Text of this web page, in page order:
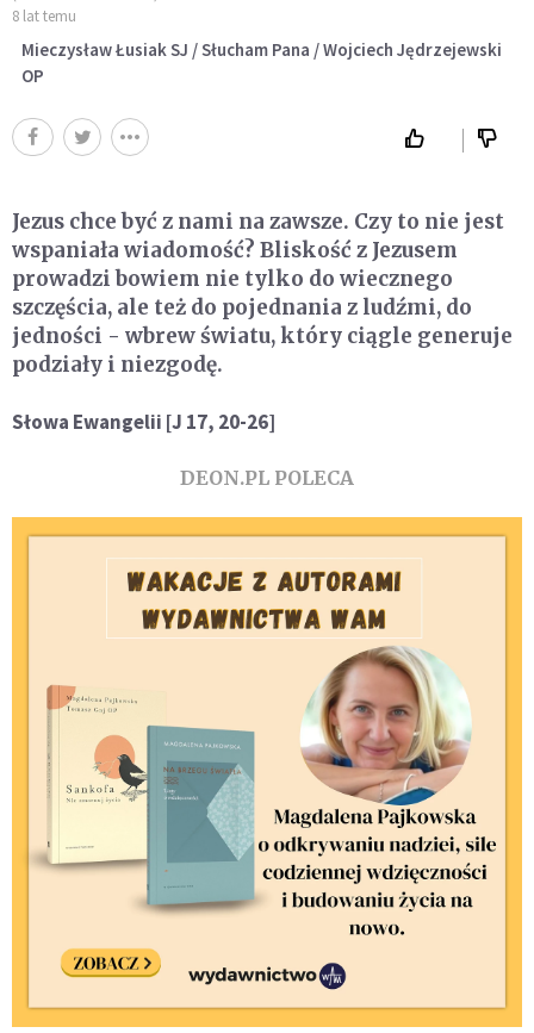
8 lat temu
Mieczysław Łusiak SJ / Słucham Pana / Wojciech Jędrzejewski
OP
Jezus chce być z nami na zawsze. Czy to nie jest
wspaniała wiadomość? Bliskość z Jezusem
prowadzi bowiem nie tylko do wiecznego
szczęścia, ale też do pojednania z ludźmi, do
jedności - wbrew światu, który ciągle generuje
podziały i niezgodę.
Słowa Ewangelii [J 17, 20-26]
DEON.PL POLECA